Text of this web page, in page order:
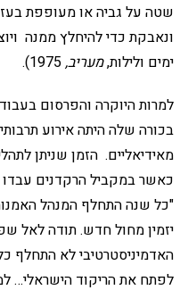
שטה על גביה או מעופפת
ונאבקת כדי להיחלץ ממנה
ימים ולילות,מעריב,
למרות היוקרה והפרסום
בכורה שלה היתה אירוע
מאידיאליים. הזמן שניתן
כאשר במקביל הרקדנים עבדו
"כל שנה התחלף המנהל
יזמין מחול חדש. תודה לאל
האדמיניסטרטיבי לא התחלף
לפתח את הריקוד הישראלי…